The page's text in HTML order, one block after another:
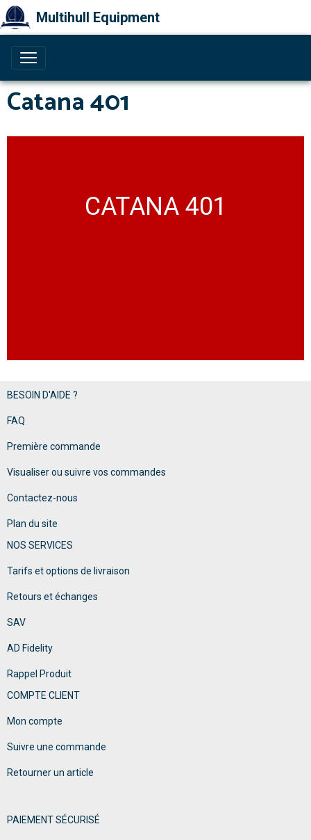
Multihull Equipment
Catana 401
CATANA 401
BESOIN D'AIDE ?
FAQ
Première commande
Visualiser ou suivre vos commandes
Contactez-nous
Plan du site
NOS SERVICES
Tarifs et options de livraison
Retours et échanges
SAV
AD Fidelity
Rappel Produit
COMPTE CLIENT
Mon compte
Suivre une commande
Retourner un article
PAIEMENT SÉCURISÉ